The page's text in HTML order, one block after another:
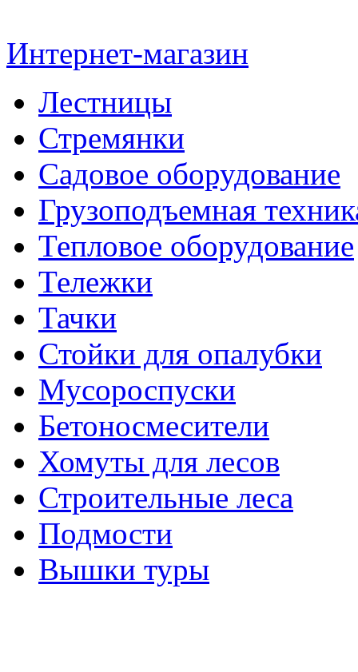
Интернет-магазин
Лестницы
Стремянки
Садовое оборудование
Грузоподъемная
Тепловое оборудование
Тележки
Тачки
Стойки для опалубки
Мусороспуски
Бетоносмесители
Хомуты для лесов
Строительные леса
Подмости
Вышки туры